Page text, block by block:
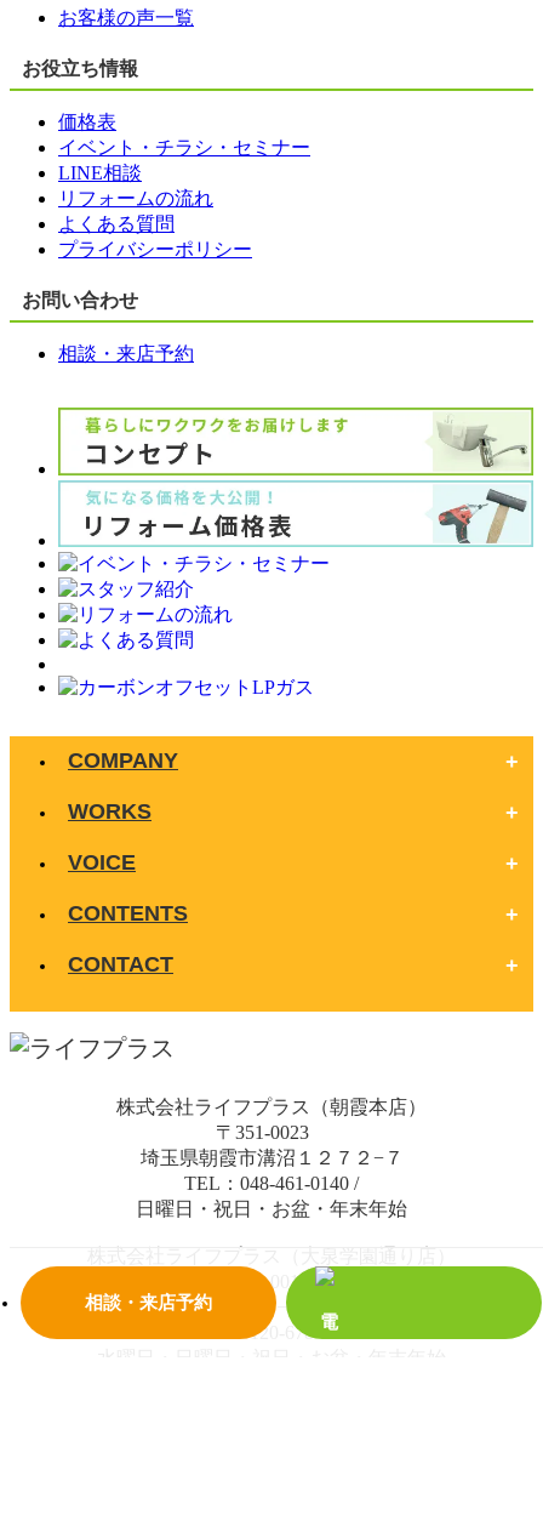
相談・来店予約
お客様の声一覧
お役立ち情報
価格表
イベント・チラシ・セミナー
LINE相談
リフォームの流れ
よくある質問
プライバシーポリシー
お問い合わせ
相談・来店予約
COMPANY
WORKS
VOICE
CONTENTS
CONTACT
株式会社ライフプラス（朝霞本店）
〒351-0023
埼玉県朝霞市溝沼１２７２−７
TEL：048-461-0140 /
日曜日・祝日・お盆・年末年始
〒352-0014
埼玉県新座市栄４丁目２−１７ ハピネス新座 1階
TEL：0120-678-288